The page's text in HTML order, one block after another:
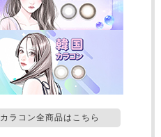
カラコン全商品はこちら